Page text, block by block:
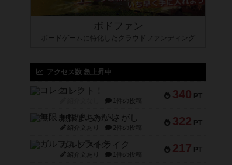
ボドファン
ボードゲームに特化したクラウドファンディング
アクセス数 急上昇中
340 PT
コレクト！
1件の投稿
322 PT
無限まちがいさがし
紹介文あり 2件の投稿
217 PT
ガルフストライク
紹介文あり 1件の投稿